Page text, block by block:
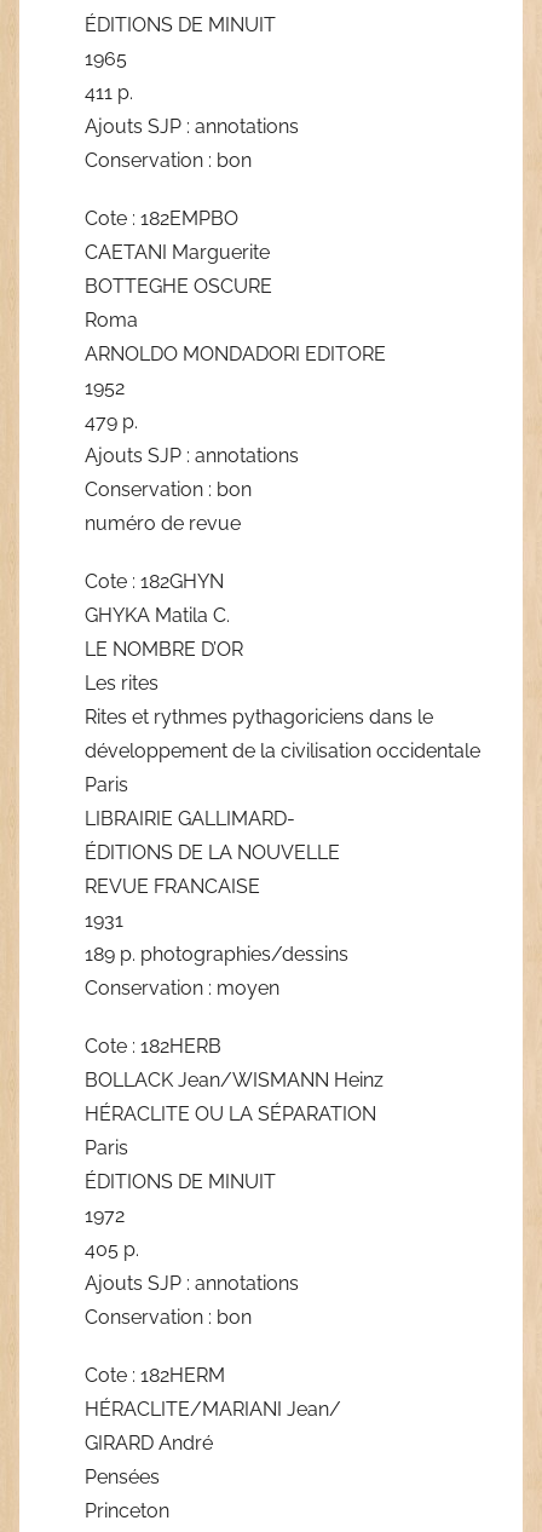
ÉDITIONS DE MINUIT
1965
411 p.
Ajouts SJP : annotations
Conservation : bon
Cote : 182EMPBO
CAETANI Marguerite
BOTTEGHE OSCURE
Roma
ARNOLDO MONDADORI EDITORE
1952
479 p.
Ajouts SJP : annotations
Conservation : bon
numéro de revue
Cote : 182GHYN
GHYKA Matila C.
LE NOMBRE D’OR
Les rites
Rites et rythmes pythagoriciens dans le
développement de la civilisation occidentale
Paris
LIBRAIRIE GALLIMARD-
ÉDITIONS DE LA NOUVELLE
REVUE FRANCAISE
1931
189 p. photographies/dessins
Conservation : moyen
Cote : 182HERB
BOLLACK Jean/WISMANN Heinz
HÉRACLITE OU LA SÉPARATION
Paris
ÉDITIONS DE MINUIT
1972
405 p.
Ajouts SJP : annotations
Conservation : bon
Cote : 182HERM
HÉRACLITE/MARIANI Jean/
GIRARD André
Pensées
Princeton